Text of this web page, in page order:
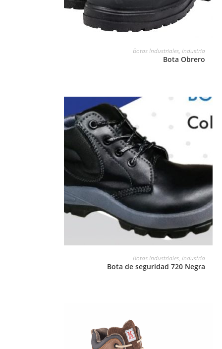
Botas Industriales,Industria
Bota Obrero
Botas Industriales,Industria
Bota de seguridad 720 Negra